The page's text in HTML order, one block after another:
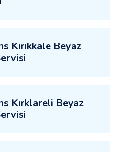
Kırıkkale Beyaz
Kırklareli Beyaz